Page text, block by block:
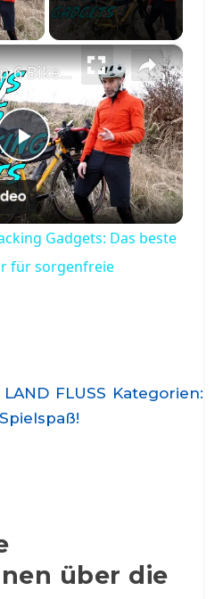
Video
×
Play
Video
Martins Top 6 Bikepacking Gadgets: Das beste Bikepacking Zubehör für sorgenfreie Radtouren
Gadgets: Das beste
für sorgenfreie
LAND FLUSS Kategorien:
über die